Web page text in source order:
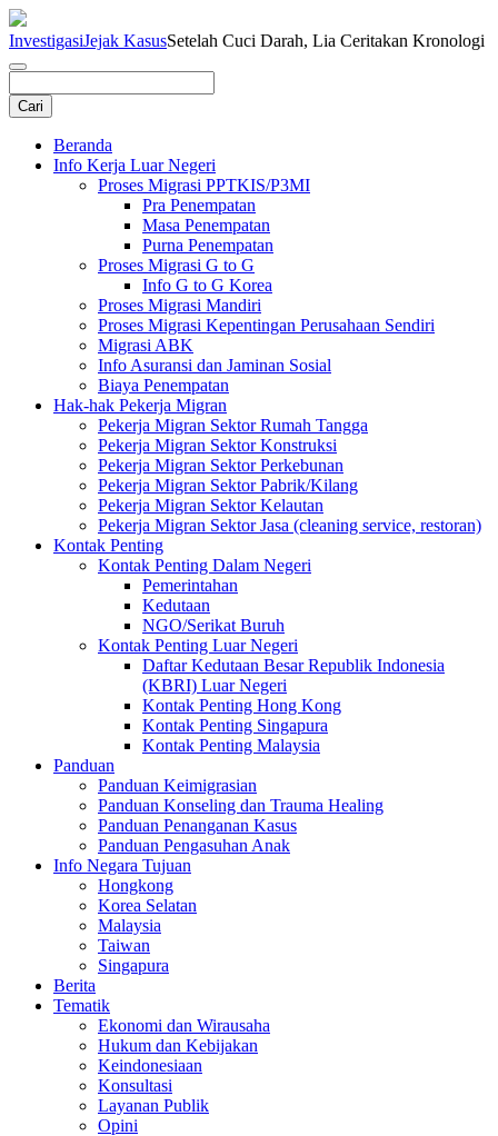
InvestigasiJejak KasusSetelah Cuci Darah, Lia Ceritakan Kronologi
Beranda
Info Kerja Luar Negeri
Proses Migrasi PPTKIS/P3MI
Pra Penempatan
Masa Penempatan
Purna Penempatan
Proses Migrasi G to G
Info G to G Korea
Proses Migrasi Mandiri
Proses Migrasi Kepentingan Perusahaan Sendiri
Migrasi ABK
Info Asuransi dan Jaminan Sosial
Biaya Penempatan
Hak-hak Pekerja Migran
Pekerja Migran Sektor Rumah Tangga
Pekerja Migran Sektor Konstruksi
Pekerja Migran Sektor Perkebunan
Pekerja Migran Sektor Pabrik/Kilang
Pekerja Migran Sektor Kelautan
Pekerja Migran Sektor Jasa (cleaning service, restoran)
Kontak Penting
Kontak Penting Dalam Negeri
Pemerintahan
Kedutaan
NGO/Serikat Buruh
Kontak Penting Luar Negeri
Daftar Kedutaan Besar Republik Indonesia
(KBRI) Luar Negeri
Kontak Penting Hong Kong
Kontak Penting Singapura
Kontak Penting Malaysia
Panduan
Panduan Keimigrasian
Panduan Konseling dan Trauma Healing
Panduan Penanganan Kasus
Panduan Pengasuhan Anak
Info Negara Tujuan
Hongkong
Korea Selatan
Malaysia
Taiwan
Singapura
Berita
Tematik
Ekonomi dan Wirausaha
Hukum dan Kebijakan
Keindonesiaan
Konsultasi
Layanan Publik
Opini